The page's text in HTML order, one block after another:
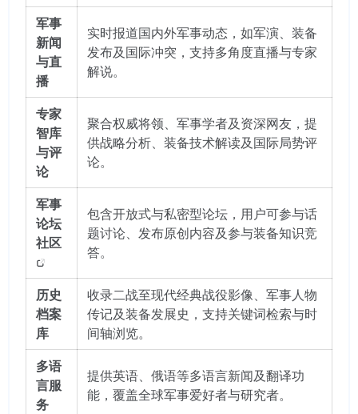
军事
新闻
与直
播
实时报道国内外军事动态，如军演、装备
发布及国际冲突，支持多角度直播与专家
解说。
专家
智库
与评
论
聚合权威将领、军事学者及资深网友，提
供战略分析、装备技术解读及国际局势评
论。
军事
论坛
社区
包含开放式与私密型论坛，用户可参与话
题讨论、发布原创内容及参与装备知识竞
答。
历史
档案
库
收录二战至现代经典战役影像、军事人物
传记及装备发展史，支持关键词检索与时
间轴浏览。
多语
言服
务
提供英语、俄语等多语言新闻及翻译功
能，覆盖全球军事爱好者与研究者。